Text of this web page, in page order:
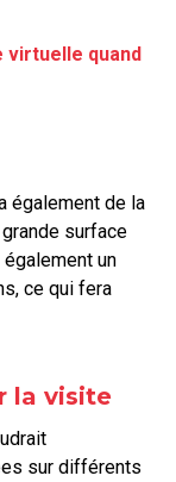
virtuelle quand
également de la
surface
un
ce qui fera
la visite
sur différents